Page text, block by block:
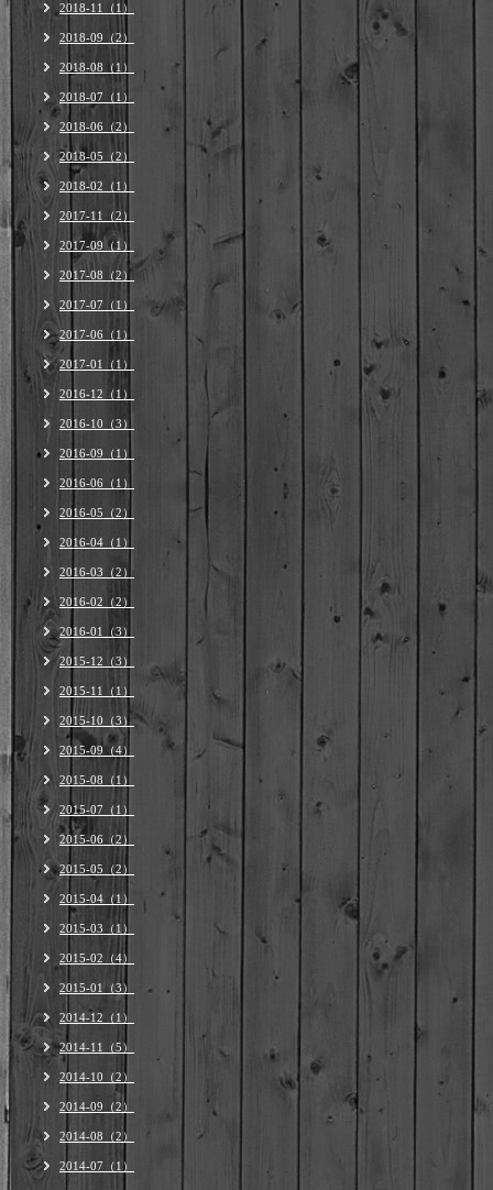
2018-11（1）
2018-09（2）
2018-08（1）
2018-07（1）
2018-06（2）
2018-05（2）
2018-02（1）
2017-11（2）
2017-09（1）
2017-08（2）
2017-07（1）
2017-06（1）
2017-01（1）
2016-12（1）
2016-10（3）
2016-09（1）
2016-06（1）
2016-05（2）
2016-04（1）
2016-03（2）
2016-02（2）
2016-01（3）
2015-12（3）
2015-11（1）
2015-10（3）
2015-09（4）
2015-08（1）
2015-07（1）
2015-06（2）
2015-05（2）
2015-04（1）
2015-03（1）
2015-02（4）
2015-01（3）
2014-12（1）
2014-11（5）
2014-10（2）
2014-09（2）
2014-08（2）
2014-07（1）